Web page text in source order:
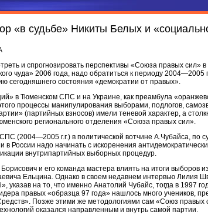
Чистяковой — Натальи Ярославовой
«в судьбе» Никиты Белых и
и спрогнозировать перспективы «Союза правых сил»
чуда» 2006 года, надо обратиться к периоду 2004—2005
сегодняшнего состояния «демократии от правых».
в Тюменском СПС и на Украине, как преамбула
процессы манипулирования выборами, подлогов,
(партийных взносов) имели теневой характер, а
регионального отделения «Союза правых сил».
(2004—2005 г.г.) в политической вотчине А.Чубайса, по
в России надо начинать с искоренения
внутрипартийных выборных процедур.
и его команда мастера влиять на итоги выборов
Ельцина. Однако в своем недавнем интервью Лилия
указав на то, что именно Анатолий Чубайс, тогда в 1997
правых «образца 97 года» нашлось много учеников,
Позже этими же методологиями сам «Союз
оказался направленным и внутрь самой партии.